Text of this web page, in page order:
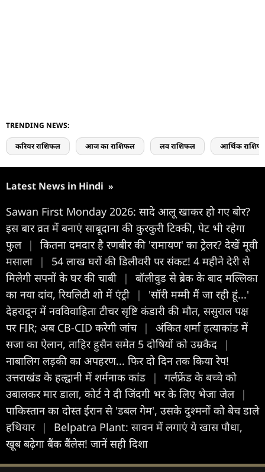
TRENDING NEWS:
करियर राशिफल आज का राशिफल लव राशिफल आर्थिक
Latest News in Hindi »
Sawan First Monday 2026: सादे आलू खाकर हो गए बोर?
इस बार व्रत में बनाएं साबूदाना की कुरकुरी टिक्की, पेट भी रहेगा
फुल |
कितना दमदार है रणबीर की 'रामायण' का ट्रेलर? देखें मूवी
मसाला
|
54 लाख घरों की डिलीवरी पर संकट! 4 महीने देरी से
मिलेगी सपनों के घर की चाबी
|
बॉलीवुड से ब्रेक के बाद मल्लिका
का नया दांव, रियलिटी शो में एंट्री
|
'सॉरी मम्मी मैं जा रही हूं...'
देहरादून में नवविवाहिता टीचर सृष्टि कंडारी की मौत, ससुराल पक्ष
पर FIR; अब CB-CID करेगी जांच |
अंकित शर्मा हत्याकांड में
सजा का ऐलान, ताहिर हुसैन समेत 5 दोषियों को उम्रकैद
|
नाबालिग लड़की का अपहरण... फिर दो दिन तक किया रेप!
उत्तराखंड के हल्द्वानी में शर्मनाक कांड
|
गर्लफ्रेंड के बच्चे को
उबालकर मार डाला, कोर्ट ने दी जिंदगी भर के लिए भेजा जेल |
पाकिस्तान का दोस्त ईरान से 'डबल गेम', उसके दुश्मनों को बेच डाले
हथियार |
Belpatra Plant: सावन में लगाएं ये खास पौधा,
खूब बढ़ेगा बैंक बैंलेस! जानें सही दिशा